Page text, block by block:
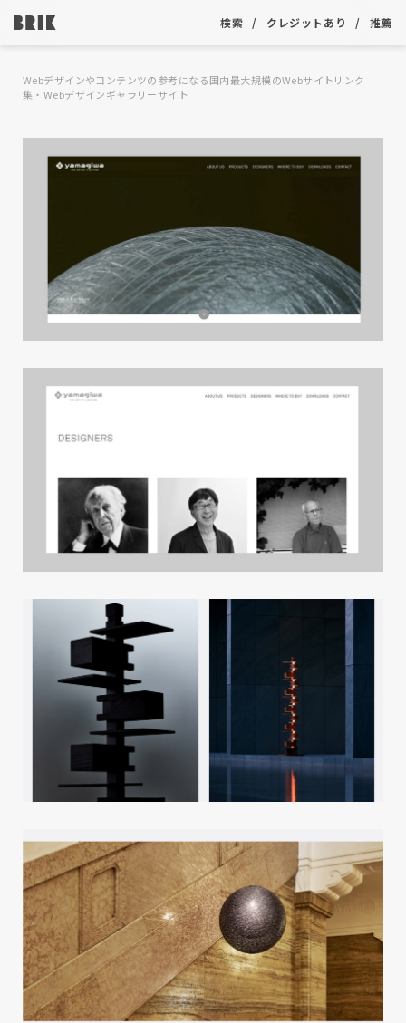
検索 クレジットあり 推薦
Webデザインやコンテンツの参考になる国内最大規模のWebサイトリンク
集・Webデザインギャラリーサイト